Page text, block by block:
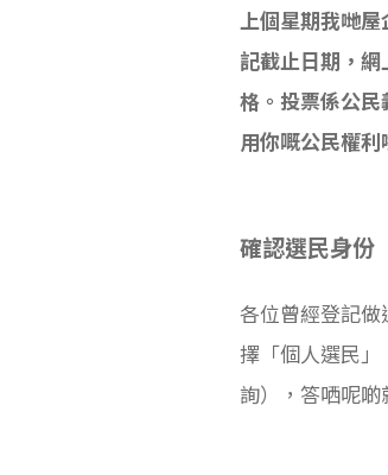
上個星期我哋
記截止日期，
格。投票係公民
用你嘅公民權利
確認選民身份
各位曾經登記做
擇「個人選民」
詢），答哂呢啲